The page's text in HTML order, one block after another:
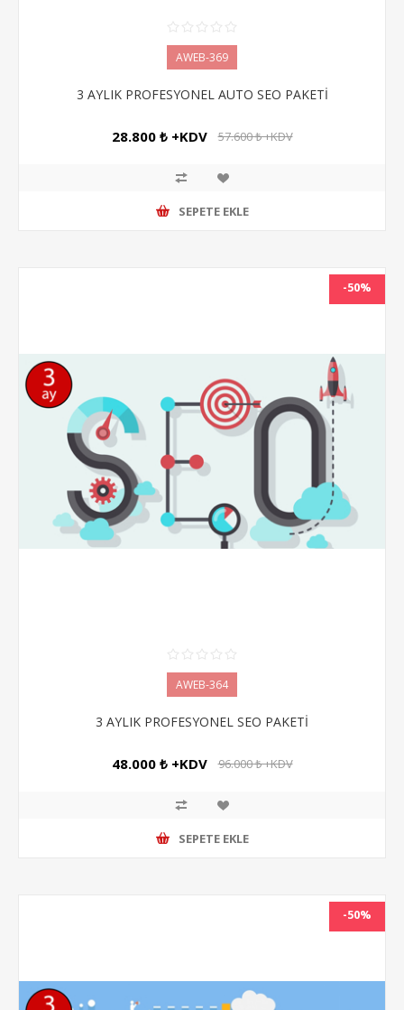
AWEB-369
3 AYLIK PROFESYONEL AUTO SEO PAKETİ
28.800 ₺ +KDV 57.600 ₺ +KDV
SEPETE EKLE
-50%
AWEB-364
3 AYLIK PROFESYONEL SEO PAKETİ
48.000 ₺ +KDV 96.000 ₺ +KDV
SEPETE EKLE
-50%